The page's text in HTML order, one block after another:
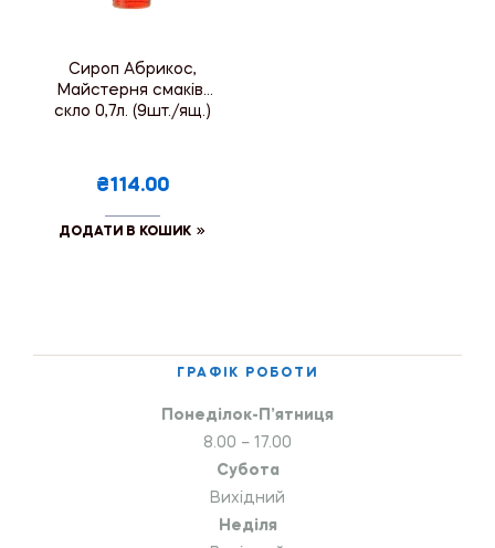
Сироп Абрикос,
Майстерня смаків,
скло 0,7л. (9шт./ящ.)
₴114.00
ДОДАТИ В КОШИК
ГРАФІК РОБОТИ
Понеділок-П’ятниця
8.00 – 17.00
Субота
Вихідний
Неділя